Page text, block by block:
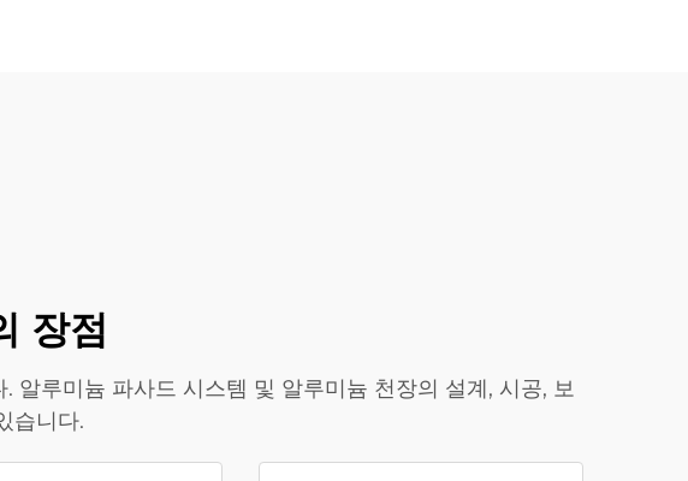
장점
루미늄 파사드 시스템 및 알루미늄 천장의 설계, 시공, 보
습니다.